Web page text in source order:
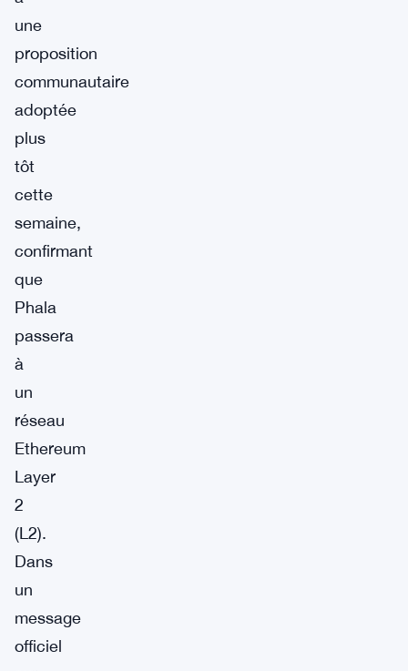
une
proposition
communautaire
adoptée
plus
tôt
cette
semaine,
confirmant
que
Phala
passera
à
un
réseau
Ethereum
Layer
2
(L2).
Dans
un
message
officiel